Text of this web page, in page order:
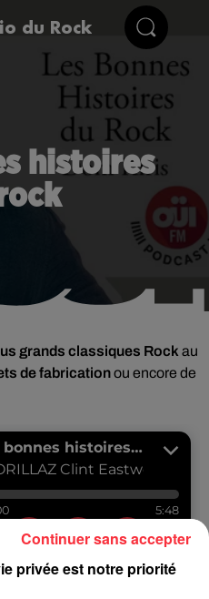
du Rock
histoires
grands classiques Rock au
de fabricationou encore de
privée est notre priorité
Continuer sans accepter